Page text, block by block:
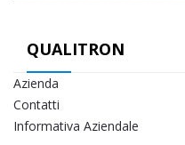
QUALITRON
Azienda
Contatti
Informativa Aziendale